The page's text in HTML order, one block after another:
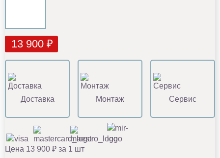
13 900 ₽
Доставка Монтаж Сервис
Цена 13 900 ₽ за 1 шт